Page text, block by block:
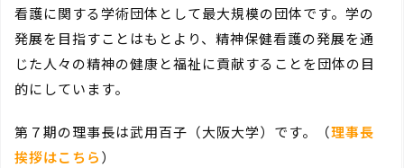
看護に関する学術団体として最大規模の団体です。学の
発展を目指すことはもとより、精神保健看護の発展を通
じた人々の精神の健康と福祉に貢献することを団体の目
的にしています。
第７期の理事長は武用百子（大阪大学）です。（理事長
挨拶はこちら）